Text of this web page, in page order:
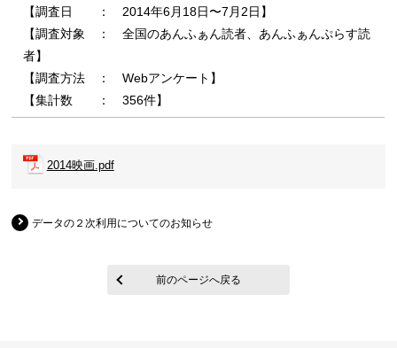
【調査日 ： 2014年6月18日〜7月2日】
【調査対象 ： 全国のあんふぁん読者、あんふぁんぷらす読
者】
【調査方法 ： Webアンケート】
【集計数 ： 356件】
2014映画.pdf
データの２次利用についてのお知らせ
前のページへ戻る